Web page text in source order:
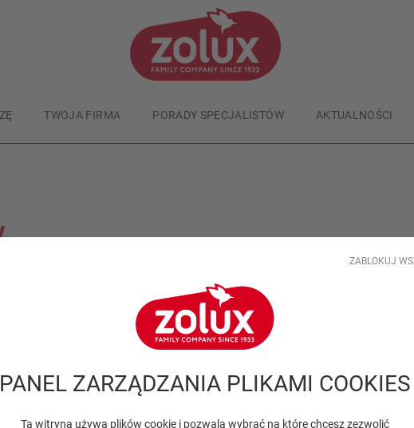
PANEL ZARZĄDZANIA PLIKAMI COOKIES
Ta witryna używa plików cookie i pozwala wybrać na które chcesz zezwolić
ZABLOKUJ
TWOJA FIRMA PORADY SPECJALISTÓW AKTUALNOŚCI